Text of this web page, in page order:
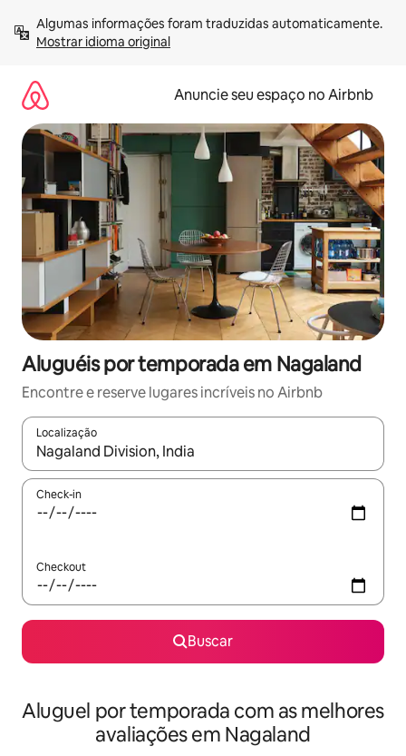
para
Mostrar idioma original
Anuncie seu espaço no Airbnb
Aluguéis por temporada em Nagaland
Encontre e reserve lugares incríveis no Airbnb
Localização
Quando os resultados estiverem disponíveis, explore-os
Check-in
Checkout
Buscar
Aluguel por temporada com as melhores
avaliações em Nagaland